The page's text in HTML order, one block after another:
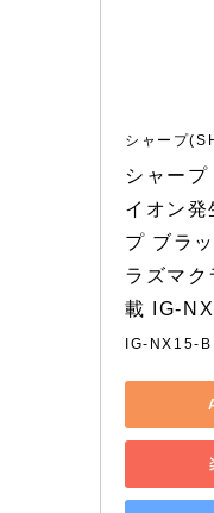
シャープ
シャー
イオン発
プ ブラ
ラズマ
載 IG-
IG-NX15-B